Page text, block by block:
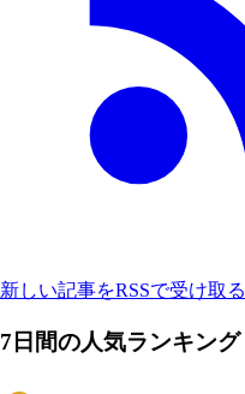
新しい記事をRSSで受け取る
7日間の人気ランキング